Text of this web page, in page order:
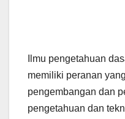
Ilmu pengetahuan
memiliki peranan
pengembangan dan
pengetahuan dan